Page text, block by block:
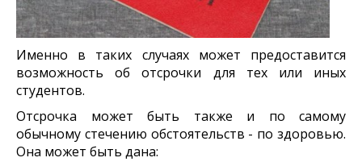
Именно в таких случаях может предоставится
возможность об отсрочки для тех или иных
студентов.
Отсрочка может быть также и по самому
обычному стечению обстоятельств - по здоровью.
Она может быть дана: